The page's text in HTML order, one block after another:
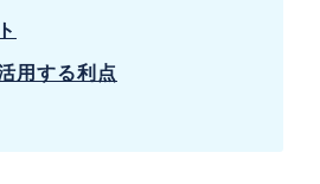
用する利点